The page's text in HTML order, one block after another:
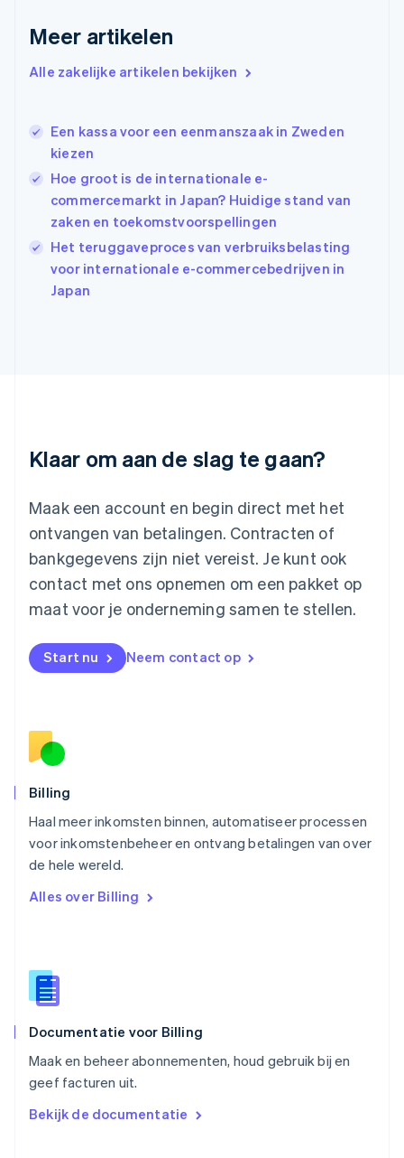
Meer artikelen
Alle zakelijke artikelen bekijken
Een kassa voor een eenmanszaak in Zweden
kiezen
Hoe groot is de internationale e-
commercemarkt in Japan? Huidige stand van
zaken en toekomstvoorspellingen
Het teruggaveproces van verbruiksbelasting
voor internationale e-commercebedrijven in
Japan
Klaar om aan de slag te gaan?
Maak een account en begin direct met het
ontvangen van betalingen. Contracten of
bankgegevens zijn niet vereist. Je kunt ook
contact met ons opnemen om een pakket op
maat voor je onderneming samen te stellen.
Start nu Neem contact op
Billing
Haal meer inkomsten binnen, automatiseer processen
voor inkomstenbeheer en ontvang betalingen van over
de hele wereld.
Alles over Billing
Documentatie voor Billing
Maak en beheer abonnementen, houd gebruik bij en
geef facturen uit.
Bekijk de documentatie
Griekenland
Hongarije
English简体中文
Ierland
India
English
Italië
Italiano
日本語English
Kroatië
FrançaisDeutschEnglish
English
Malta
English
Mexico
Nederland
NederlandsEnglish
English
Noorwegen
English
Portugal
Português
English
Singapore
English简体中文
EnglishItaliano
Español
Thailand
Tsjechië
Vasteland van China
简体中文English
English